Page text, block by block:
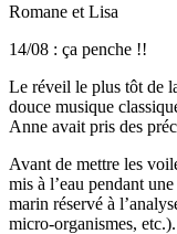
Romane et Lisa
14/08 : ça penche !!
Le réveil le plus tôt de
douce musique
Anne avait pris des
Avant de mettre les
mis à l’eau pendant
marin réservé à
micro-organismes, etc.).